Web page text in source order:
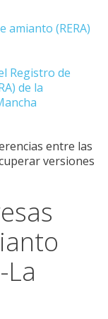
amianto (RERA)
Registro de
de la
entre las
versiones
La